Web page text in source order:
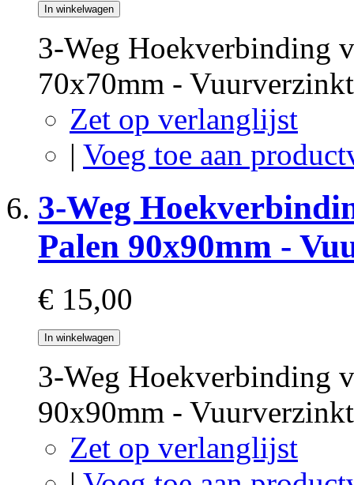
In winkelwagen
3-Weg Hoekverbinding
70x70mm -
Zet op verlanglijst
| Voeg toe aan
3-Weg
Palen 90x90mm -
€ 15,00
In winkelwagen
3-Weg Hoekverbinding
90x90mm -
Zet op verlanglijst